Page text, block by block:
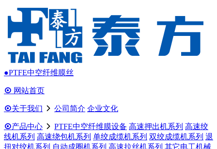
●PTFE中空纤维膜丝
 网站首页
关于我们  公司简介 企业文化
产品中心  PTFE中空纤维膜设备 高速押出机系列 高速绞
线机系列 高速绕包机系列 单绞成缆机系列 双绞成缆机系列 退
扭对绞机系列 自动成圈机系列 高速拉丝机系列 其它电工机械